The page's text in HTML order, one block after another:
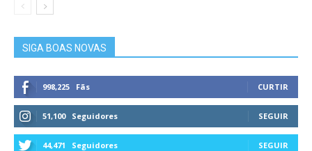
SIGA BOAS NOVAS
998,225 Fãs CURTIR
51,100 Seguidores SEGUIR
44,471 Seguidores SEGUIR